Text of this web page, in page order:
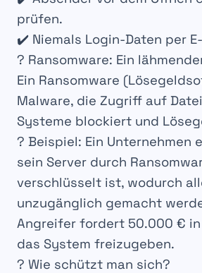
prüfen.
✔️ Niemals Login-Daten per
? Ransomware: Ein
Ein Ransomware
Malware, die Zugriff auf
Systeme blockiert und
? Beispiel: Ein Unternehmen
sein Server durch
verschlüsselt ist, wodurch
unzugänglich gemacht
Angreifer fordert 50.000 €
das System freizugeben.
? Wie schützt man sich?